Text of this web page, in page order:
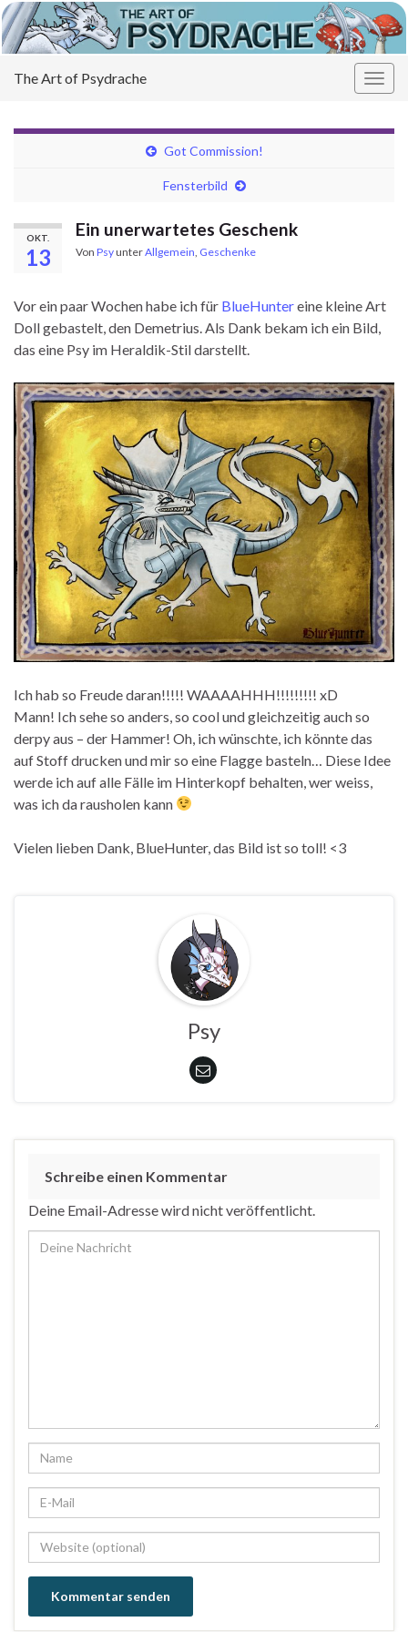
The Art of Psydrache
Got Commission!
Fensterbild
OKT.
13
Ein unerwartetes Geschenk
Von PsyunterAllgemein Geschenke
Vor ein paar Wochen habe ich für BlueHuntereine kleine Art
Doll gebastelt, den Demetrius. Als Dank bekam ich ein Bild,
das eine Psy im Heraldik-Stil darstellt.
Ich hab so Freude daran!!!!! WAAAAHHH!!!!!!!!! xD
Mann! Ich sehe so anders, so cool und gleichzeitig auch so
derpy aus – der Hammer! Oh, ich wünschte, ich könnte das
auf Stoff drucken und mir so eine Flagge basteln… Diese Idee
werde ich auf alle Fälle im Hinterkopf behalten, wer weiss,
was ich da rausholen kann
Vielen lieben Dank, BlueHunter, das Bild ist so toll! <3
Psy
Schreibe einen Kommentar
Deine Email-Adresse wird nicht veröffentlicht.